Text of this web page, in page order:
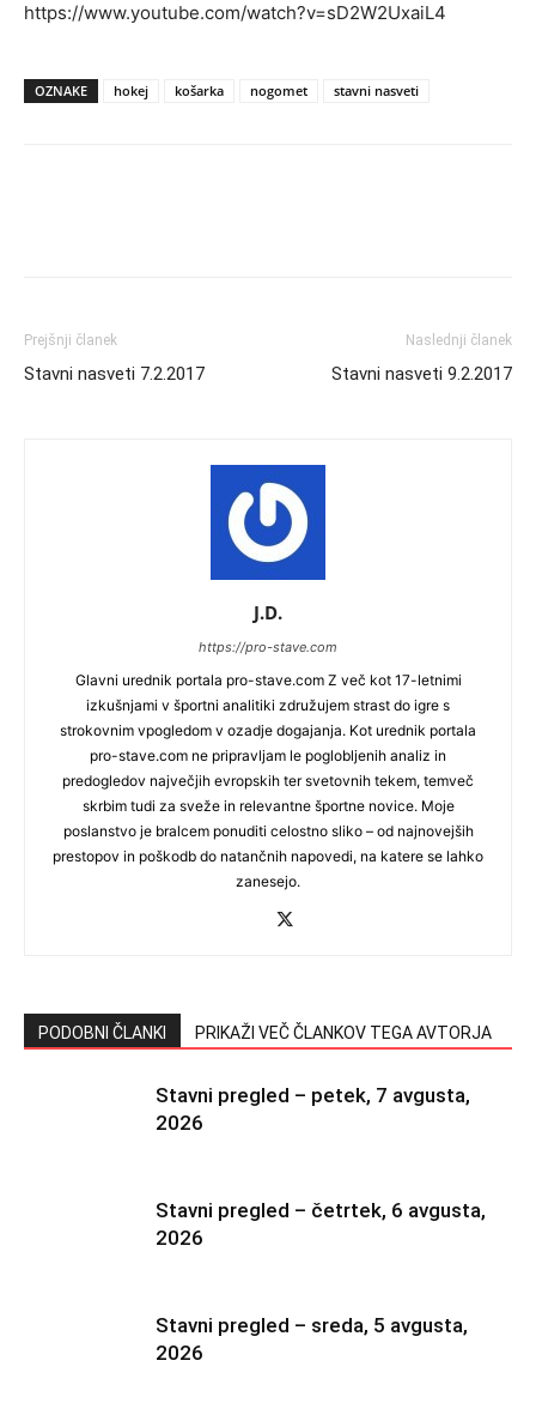
https://www.youtube.com/watch?v=sD2W2UxaiL4
OZNAKE hokej košarka nogomet stavni nasveti
Prejšnji članek
Stavni nasveti 7.2.2017
Naslednji članek
Stavni nasveti 9.2.2017
J.D.
https://pro-stave.com
Glavni urednik portala pro-stave.com Z več kot 17-letnimi
izkušnjami v športni analitiki združujem strast do igre s
strokovnim vpogledom v ozadje dogajanja. Kot urednik portala
pro-stave.com ne pripravljam le poglobljenih analiz in
predogledov največjih evropskih ter svetovnih tekem, temveč
skrbim tudi za sveže in relevantne športne novice. Moje
poslanstvo je bralcem ponuditi celostno sliko – od najnovejših
prestopov in poškodb do natančnih napovedi, na katere se lahko
zanesejo.
PODOBNI ČLANKI PRIKAŽI VEČ ČLANKOV TEGA AVTORJA
Stavni pregled – petek, 7 avgusta,
2026
Stavni pregled – četrtek, 6 avgusta,
2026
Stavni pregled – sreda, 5 avgusta,
2026